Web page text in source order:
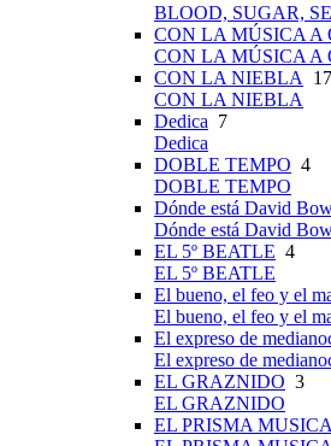
BLOOD, SUGAR,
CON LA MÚSICA A
CON LA MÚSICA A
CON LA NIEBLA
17
CON LA NIEBLA
Dedica 7
Dedica
DOBLE TEMPO 4
DOBLE TEMPO
Dónde está David
Dónde está David
EL 5º BEATLE 4
EL 5º BEATLE
El bueno, el feo y el
El bueno, el feo y el
El expreso de
El expreso de
EL GRAZNIDO 3
EL GRAZNIDO
EL PRISMA